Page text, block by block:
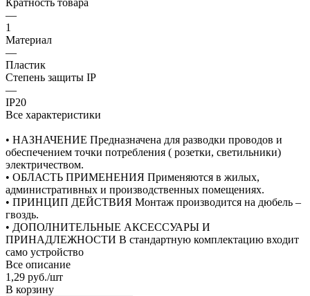
—
1
Материал
—
Пластик
Степень защиты IP
—
IP20
Все характеристики
• НАЗНАЧЕНИЕ Предназначена для разводки проводов и
обеспечением точки потребления ( розетки, светильники)
электричеством.
• ОБЛАСТЬ ПРИМЕНЕНИЯ Применяются в жилых,
административных и производственных помещениях.
• ПРИНЦИП ДЕЙСТВИЯ Монтаж производится на дюбель –
гвоздь.
• ДОПОЛНИТЕЛЬНЫЕ АКСЕССУАРЫ И
ПРИНАДЛЕЖНОСТИ В стандартную комплектацию входит
само устройство
Все описание
1,29 руб./шт
В корзину